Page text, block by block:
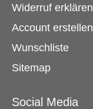
Widerruf erklären
Account erstellen
Wunschliste
Sitemap
Social Media